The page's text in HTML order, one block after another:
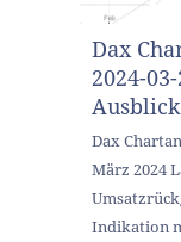
Dax
2024-
Ausblick
Dax
März 2024
Indikation